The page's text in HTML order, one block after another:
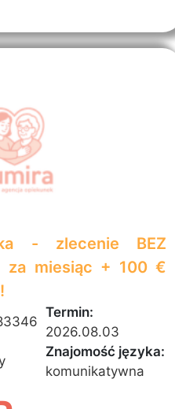
- zlecenie BEZ
za miesiąc + 100 €
Termin:
2026.08.03
Znajomość języka:
komunikatywna